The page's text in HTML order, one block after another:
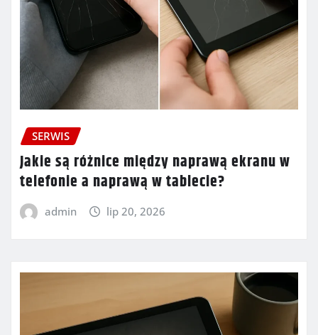
SERWIS
Jakie są różnice między naprawą ekranu w
telefonie a naprawą w tablecie?
admin lip 20, 2026